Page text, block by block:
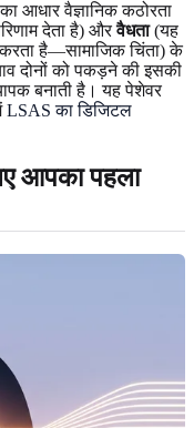
आधार वैज्ञानिक कठोरता
देता है) औरवैधता(यह
करता है—सामाजिक चिंता) के
दोनों को पकड़ने की इसकी
बनाती है। यह पेशेवर
LSAS का डिजिटल
आपका पहला